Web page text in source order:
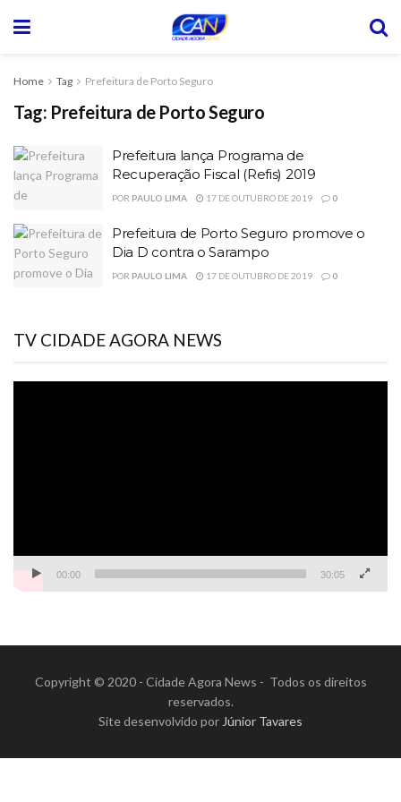
Home Tag Prefeitura de Porto Seguro
Tag: Prefeitura de Porto Seguro
Prefeitura lança Programa de
Recuperação Fiscal (Refis) 2019
POR PAULO LIMA 17 DE OUTUBRO DE 2019 0
Prefeitura de Porto Seguro promove o
Dia D contra o Sarampo
POR PAULO LIMA 17 DE OUTUBRO DE 2019 0
TV CIDADE AGORA NEWS
00:00 30:05
Copyright © 2020 - Cidade Agora News - Todos os direitos
reservados.
Site desenvolvido por Júnior Tavares